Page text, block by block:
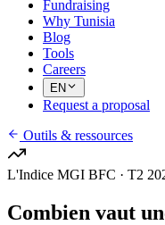
Fundraising
Why Tunisia
Blog
Tools
Careers
EN
Request a proposal
Outils & ressources
L'Indice MGI BFC · T2
Combien vaut